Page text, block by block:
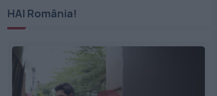
HAI România!